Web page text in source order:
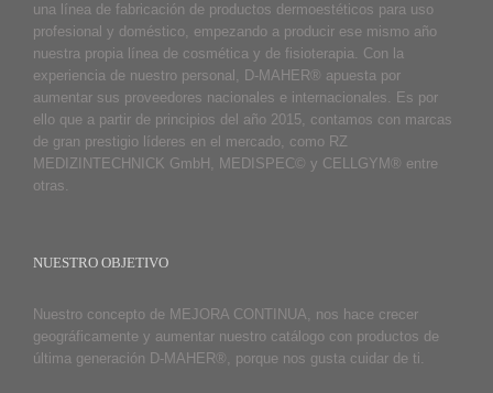
una línea de fabricación de productos dermoestéticos para uso
profesional y doméstico, empezando a producir ese mismo año
nuestra propia línea de cosmética y de fisioterapia. Con la
experiencia de nuestro personal, D-MAHER® apuesta por
aumentar sus proveedores nacionales e internacionales. Es por
ello que a partir de principios del año 2015, contamos con marcas
de gran prestigio líderes en el mercado, como RZ
MEDIZINTECHNICK GmbH, MEDISPEC© y CELLGYM® entre
otras.
NUESTRO OBJETIVO
Nuestro concepto de MEJORA CONTINUA, nos hace crecer
geográficamente y aumentar nuestro catálogo con productos de
última generación D-MAHER®, porque nos gusta cuidar de ti.